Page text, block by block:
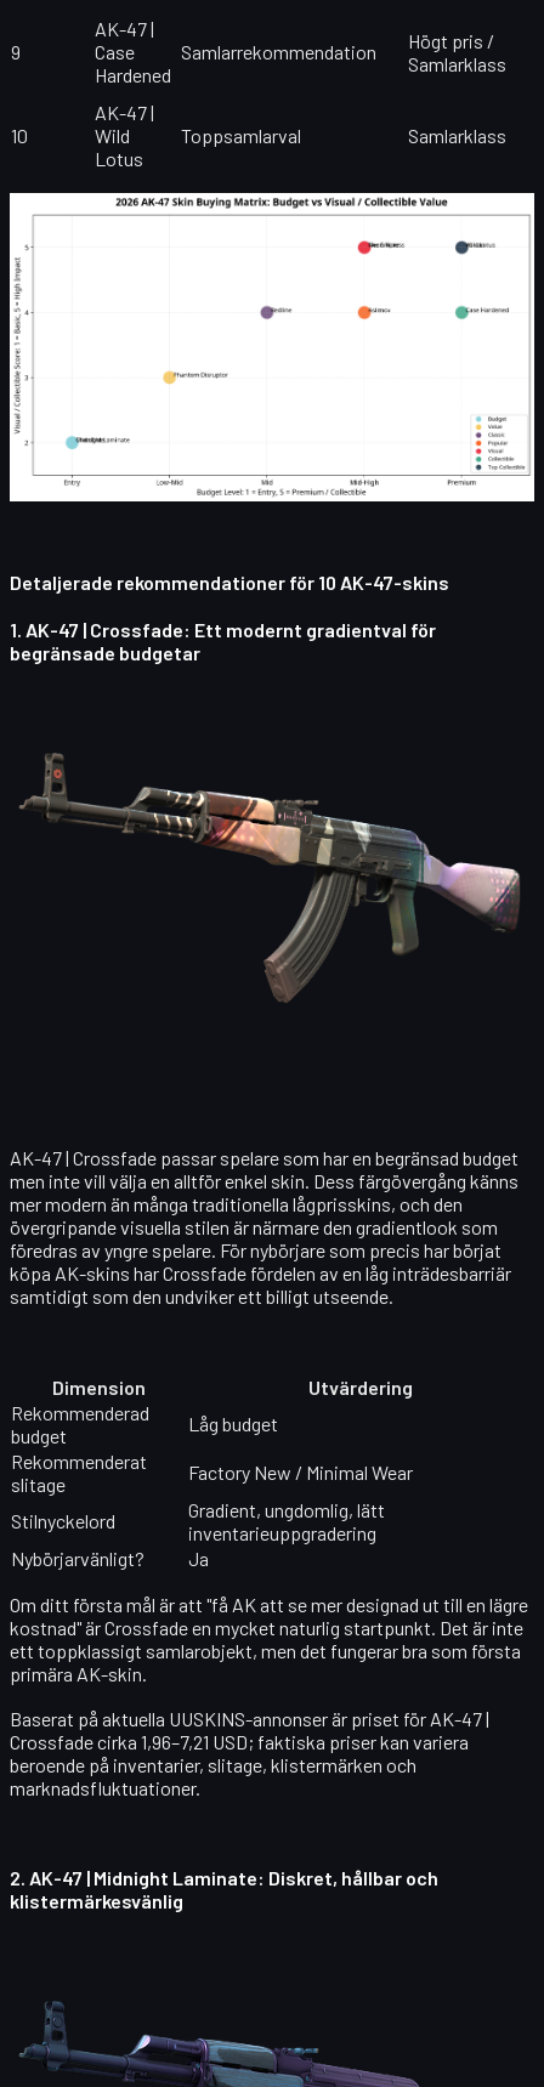
9
AK-47 |
Case
Hardened
Samlarrekommendation
Högt pris /
Samlarklass
10
AK-47 |
Wild
Lotus
Toppsamlarval Samlarklass
Detaljerade rekommendationer för 10 AK-47-skins
1. AK-47 | Crossfade: Ett modernt gradientval för
begränsade budgetar
AK-47 | Crossfade passar spelare som har en begränsad budget
men inte vill välja en alltför enkel skin. Dess färgövergång känns
mer modern än många traditionella lågprisskins, och den
övergripande visuella stilen är närmare den gradientlook som
föredras av yngre spelare. För nybörjare som precis har börjat
köpa AK-skins har Crossfade fördelen av en låg inträdesbarriär
samtidigt som den undviker ett billigt utseende.
Dimension
Utvärdering
Rekommenderad
budget
Låg budget
Rekommenderat
slitage
Factory New / Minimal Wear
Stilnyckelord
Gradient, ungdomlig, lätt
inventarieuppgradering
Nybörjarvänligt?
Ja
Om ditt första mål är att "få AK att se mer designad ut till en lägre
kostnad" är Crossfade en mycket naturlig startpunkt. Det är inte
ett toppklassigt samlarobjekt, men det fungerar bra som första
primära AK-skin.
Baserat på aktuella UUSKINS-annonser är priset för AK-47 |
Crossfadecirka 1,96–7,21 USD; faktiska priser kan variera
beroende på inventarier, slitage, klistermärken och
marknadsfluktuationer.
2. AK-47 | Midnight Laminate: Diskret, hållbar och
klistermärkesvänlig